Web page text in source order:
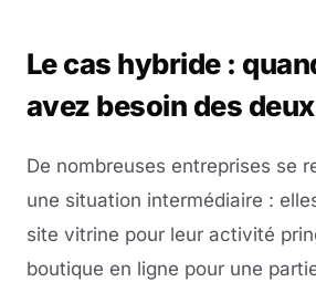
Le cas hybride :
avez besoin des deux
De nombreuses entreprises se
une situation intermédiaire :
site vitrine pour leur activité
boutique en ligne pour une